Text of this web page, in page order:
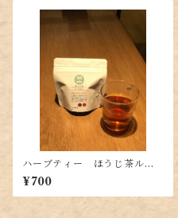
ハーブティー ほうじ茶ルイ
ボスTB （20g（2g×10
P））
¥700